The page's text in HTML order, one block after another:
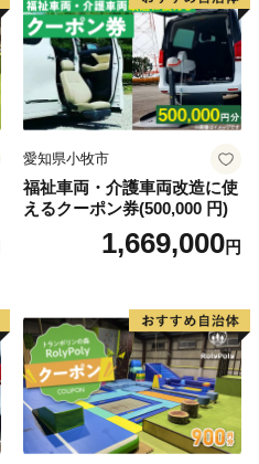
愛知県小牧市
福祉車両・介護車両改造に使
えるクーポン券(500,000 円)
1,669,000円